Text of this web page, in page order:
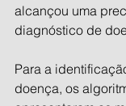
alcançou uma
diagnóstico de
Para a
doença, os